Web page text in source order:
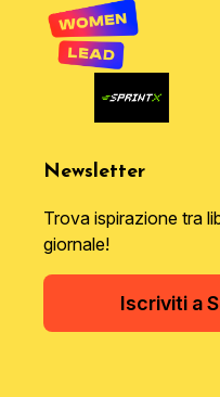
Newsletter
Trova ispirazione tra
giornale!
Iscriviti a